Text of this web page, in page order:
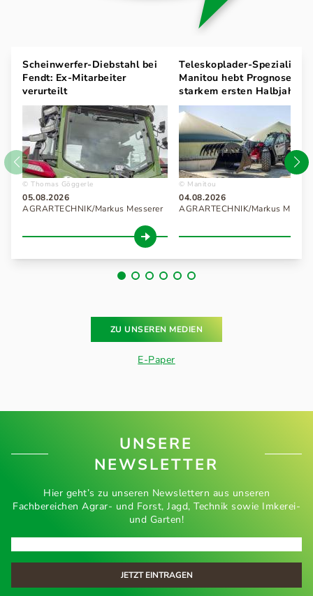
Scheinwerfer-Diebstahl bei
Fendt: Ex-Mitarbeiter
verurteilt
Thomas Göggerle
05.08.2026
AGRARTECHNIK/Markus Messerer
Teleskoplader-Spezialist
Manitou hebt Prognose
starkem ersten Halbjahr
Manitou
04.08.2026
AGRARTECHNIK/Markus
ZU UNSEREN MEDIEN
E-Paper
UNSERE
NEWSLETTER
Hier geht’s zu unseren Newslettern aus unseren
Fachbereichen Agrar- und Forst, Jagd, Technik sowie Imkerei-
und Garten!